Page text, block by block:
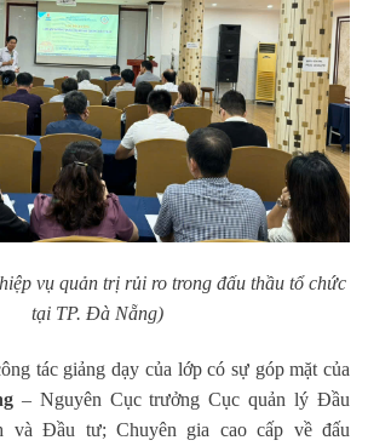
vụ quản trị rủi ro trong đấu thầu tổ chức
tại TP. Đà Nẵng)
tác giảng dạy của lớp có sự góp mặt của
– Nguyên Cục trưởng Cục quản lý Đầu
và Đầu tư; Chuyên gia cao cấp về đấu